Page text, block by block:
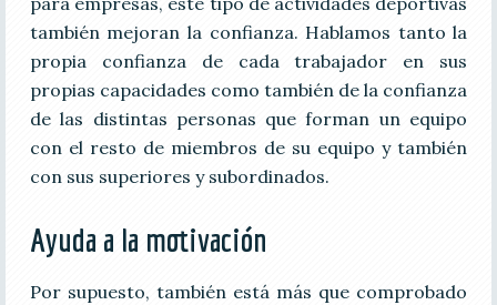
también mejoran la confianza. Hablamos tanto la
propia confianza de cada trabajador en sus
propias capacidades como también de la confianza
de las distintas personas que forman un equipo
con el resto de miembros de su equipo y también
con sus superiores y subordinados.
Ayuda a la motivación
Por supuesto, también está más que comprobado